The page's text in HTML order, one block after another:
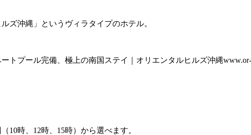
ズ沖縄」というヴィラタイプのホテル。
トプール完備、極上の南国ステイ｜オリエンタルヒルズ沖縄www.or-
10時、12時、15時）から選べます。